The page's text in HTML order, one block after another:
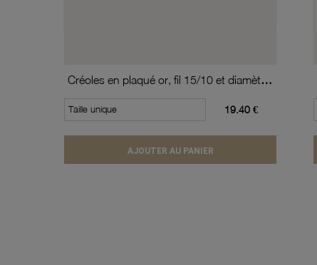
Créoles en plaqué or, fil 15/10 et diamètre 20 mm
Taille unique 19.40 €
AJOUTER AU PANIER